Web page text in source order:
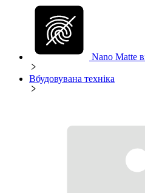
Nano Matte
Вбудовувана техніка